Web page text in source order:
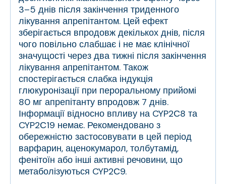
3–5 днів після закінчення триденного
лікування апрепітантом. Цей ефект
зберігається впродовж декількох днів, після
чого повільно слабшає і не має клінічної
значущості через два тижні після закінчення
лікування апрепітантом. Також
спостерігається слабка індукція
глюкуронізації при пероральному прийомі
80 мг апрепітанту впродовж 7 днів.
Інформації відносно впливу на CYP2С8 та
CYP2С19 немає. Рекомендовано з
обережністю застосовувати в цей період
варфарин, аценокумарол, толбутамід,
фенітоїн або інші активні речовини, що
метаболізуються CYP2С9.